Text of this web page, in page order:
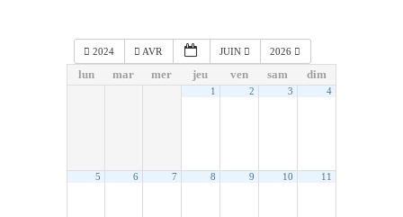
2024 AVR JUIN 2026
lun mar mer jeu ven sam dim
1 2 3 4
5 6 7 8 9 10 11